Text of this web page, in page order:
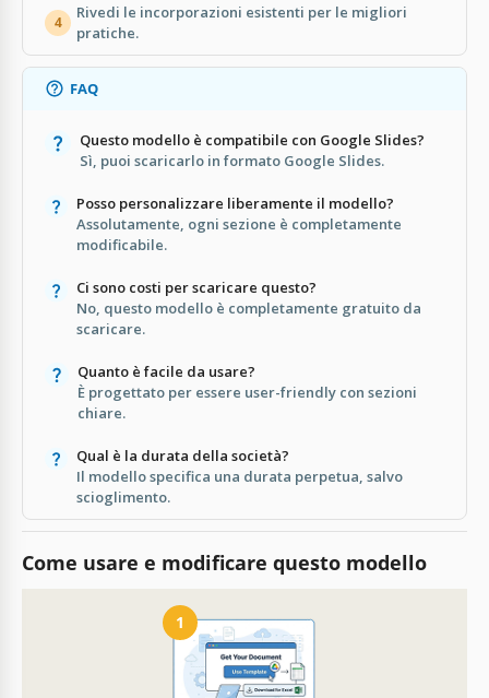
4
Rivedi le incorporazioni esistenti per le migliori
pratiche.
FAQ
Questo modello è compatibile con Google Slides?
Sì, puoi scaricarlo in formato Google Slides.
Posso personalizzare liberamente il modello?
Assolutamente, ogni sezione è completamente
modificabile.
Ci sono costi per scaricare questo?
No, questo modello è completamente gratuito da
scaricare.
Quanto è facile da usare?
È progettato per essere user-friendly con sezioni
chiare.
Qual è la durata della società?
Il modello specifica una durata perpetua, salvo
scioglimento.
Come usare e modificare questo modello
1